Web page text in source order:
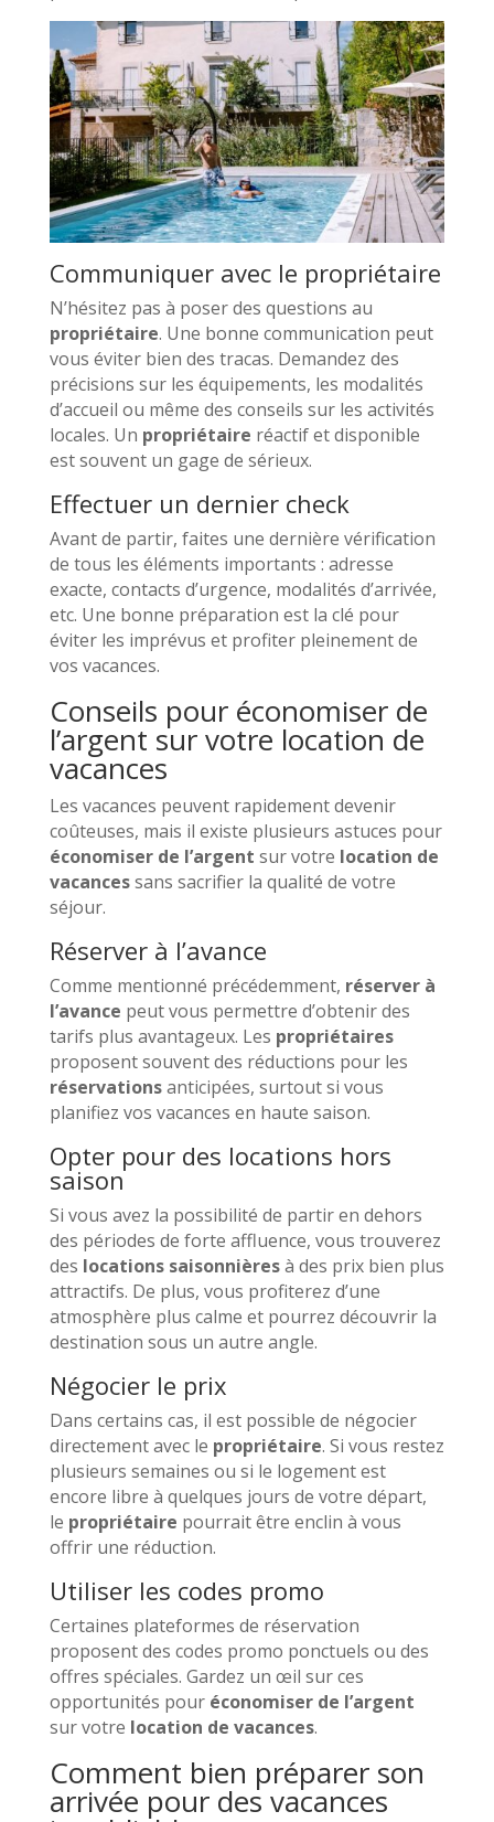
Communiquer avec le propriétaire
N’hésitez pas à poser des questions au
propriétaire. Une bonne communication peut
vous éviter bien des tracas. Demandez des
précisions sur les équipements, les modalités
d’accueil ou même des conseils sur les activités
locales. Un propriétaire réactif et disponible
est souvent un gage de sérieux.
Effectuer un dernier check
Avant de partir, faites une dernière vérification
de tous les éléments importants : adresse
exacte, contacts d’urgence, modalités d’arrivée,
etc. Une bonne préparation est la clé pour
éviter les imprévus et profiter pleinement de
vos vacances.
Conseils pour économiser de
l’argent sur votre location de
vacances
Les vacances peuvent rapidement devenir
coûteuses, mais il existe plusieurs astuces pour
économiser de l’argent sur votre location de
vacancessans sacrifier la qualité de votre
séjour.
Réserver à l’avance
Comme mentionné précédemment, réserver à
l’avance peut vous permettre d’obtenir des
tarifs plus avantageux. Les propriétaires
proposent souvent des réductions pour les
réservationsanticipées, surtout si vous
planifiez vos vacances en haute saison.
Opter pour des locations hors
saison
Si vous avez la possibilité de partir en dehors
des périodes de forte affluence, vous trouverez
des locations saisonnièresà des prix bien plus
attractifs. De plus, vous profiterez d’une
atmosphère plus calme et pourrez découvrir la
destination sous un autre angle.
Négocier le prix
Dans certains cas, il est possible de négocier
directement avec le propriétaire. Si vous restez
plusieurs semaines ou si le logement est
encore libre à quelques jours de votre départ,
le propriétaire pourrait être enclin à vous
offrir une réduction.
Utiliser les codes promo
Certaines plateformes de réservation
proposent des codes promo ponctuels ou des
offres spéciales. Gardez un œil sur ces
opportunités pour économiser de l’argent
sur votre location de vacances.
Comment bien préparer son
arrivée pour des vacances